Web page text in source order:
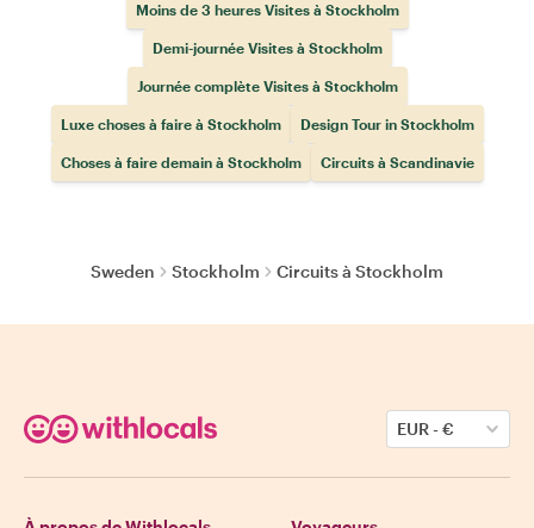
Moins de 3 heures Visites à Stockholm
Demi-journée Visites à Stockholm
Journée complète Visites à Stockholm
Luxe choses à faire à Stockholm Design Tour in Stockholm
Choses à faire demain à Stockholm Circuits à Scandinavie
Sweden Stockholm Circuits à Stockholm
EUR-€